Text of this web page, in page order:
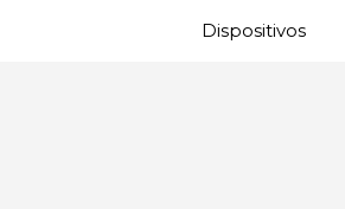
Dispositivos